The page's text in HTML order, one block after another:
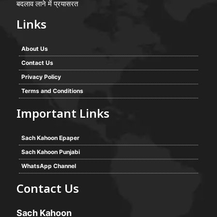
बदलाव लाने में प्रयासरत
Links
About Us
Contact Us
Privacy Policy
Terms and Conditions
Important Links
Sach Kahoon Epaper
Sach Kahoon Punjabi
WhatsApp Channel
Contact Us
Sach Kahoon